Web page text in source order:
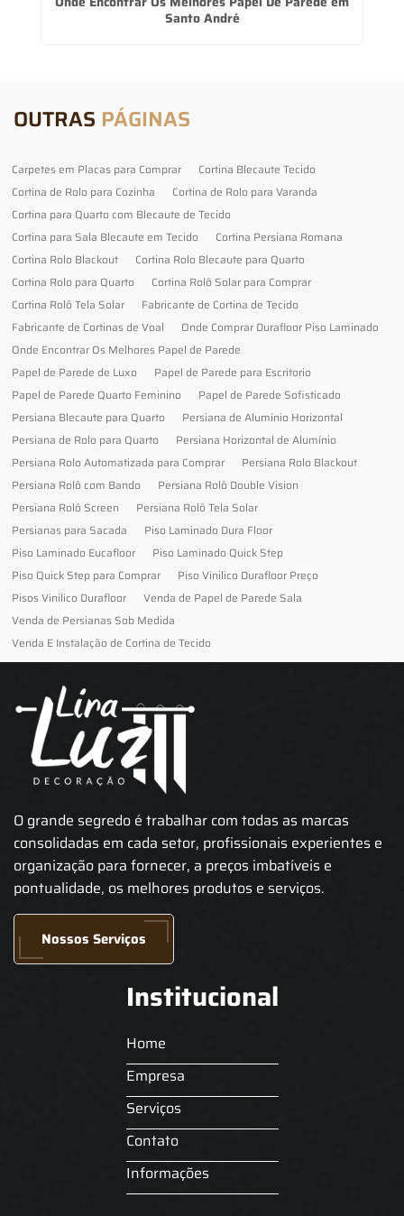
Santo André
OUTRAS PÁGINAS
Carpetes em Placas para Comprar
Cortina Blecaute Tecido
Cortina de Rolo para Cozinha
Cortina de Rolo para Varanda
Cortina para Quarto com Blecaute de Tecido
Cortina para Sala Blecaute em Tecido
Cortina Persiana Romana
Cortina Rolo Blackout
Cortina Rolo Blecaute para Quarto
Cortina Rolo para Quarto
Cortina Rolô Solar para Comprar
Cortina Rolô Tela Solar
Fabricante de Cortina de Tecido
Fabricante de Cortinas de Voal
Onde Comprar Durafloor Piso Laminado
Onde Encontrar Os Melhores Papel de Parede
Papel de Parede de Luxo
Papel de Parede para Escritorio
Papel de Parede Quarto Feminino
Papel de Parede Sofisticado
Persiana Blecaute para Quarto
Persiana de Alumínio Horizontal
Persiana de Rolo para Quarto
Persiana Horizontal de Alumínio
Persiana Rolo Automatizada para Comprar
Persiana Rolo Blackout
Persiana Rolô com Bando
Persiana Rolô Double Vision
Persiana Rolô Screen
Persiana Rolô Tela Solar
Persianas para Sacada
Piso Laminado Dura Floor
Piso Laminado Eucafloor
Piso Laminado Quick Step
Piso Quick Step para Comprar
Piso Vinilico Durafloor Preço
Pisos Vinilico Durafloor
Venda de Papel de Parede Sala
Venda de Persianas Sob Medida
Venda E Instalação de Cortina de Tecido
O grande segredo é trabalhar com todas as marcas
consolidadas em cada setor, profissionais experientes e
organização para fornecer, a preços imbatíveis e
pontualidade, os melhores produtos e serviços.
Nossos Serviços
Institucional
Home
Empresa
Serviços
Contato
Informações